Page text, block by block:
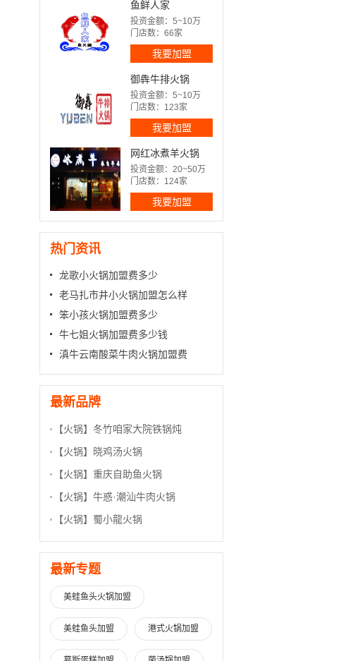
鱼鲜人家
投资金额：5~10万
门店数：66家
我要加盟
御犇牛排火锅
投资金额：5~10万
门店数：123家
我要加盟
网红冰煮羊火锅
投资金额：20~50万
门店数：124家
我要加盟
热门资讯
龙歌小火锅加盟费多少
老马扎市井小火锅加盟怎么样
笨小孩火锅加盟费多少
牛七姐火锅加盟费多少钱
滇牛云南酸菜牛肉火锅加盟费
最新品牌
【火锅】 冬竹咱家大院铁锅炖
【火锅】
晓鸡汤火锅
【火锅】 重庆自助鱼火锅
【火锅】 牛惑·潮汕牛肉火锅
【火锅】 蜀小龍火锅
最新专题
美蛙鱼头火锅加盟
美蛙鱼头加盟 港式火锅加盟